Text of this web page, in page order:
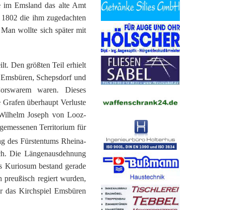
im Emsland das alte Amt
die ihm zugedachten
wollte sich später mit
Den größten Teil erhielt
Schepsdorf und
waren. Dieses
überhaupt Verluste
Joseph von Looz-
Territorium für
des Fürstentums Rheina-
Die Längenausdehnung
bestand gerade
preußisch regiert wurden,
das Kirchspiel Emsbüren